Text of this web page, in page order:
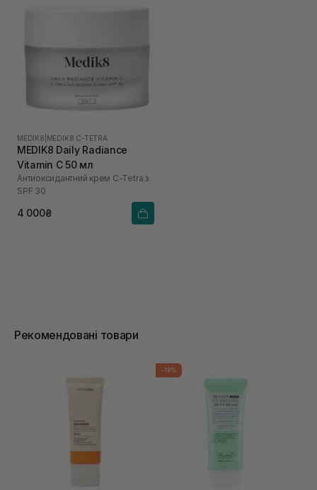
MEDIK8 MEDIK8 C-TETRA
MEDIK8 Daily Radiance
Vitamin C 50 мл
Антиоксидантний крем C-Tetra з
SPF 30
4 000₴
Рекомендовані товари
-19%